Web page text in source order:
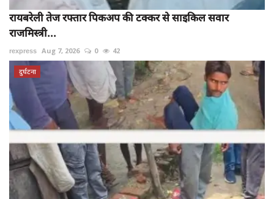
रायबरेली तेज रफ्तार पिकअप की टक्कर से साइकिल सवार
राजमिस्त्री...
rexpress Aug 7, 2026 0 42
दुर्घटना